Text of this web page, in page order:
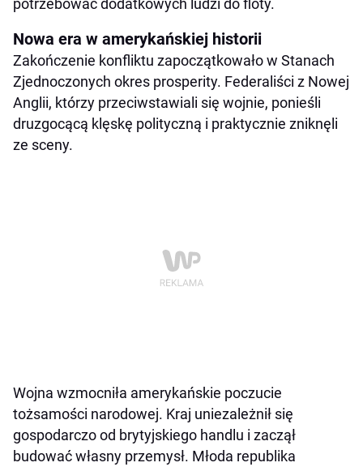
Nowa era w amerykańskiej historii
Zakończenie konfliktu zapoczątkowało w Stanach
Zjednoczonych okres prosperity. Federaliści z Nowej
Anglii, którzy przeciwstawiali się wojnie, ponieśli
druzgocącą klęskę polityczną i praktycznie zniknęli
ze sceny.
Wojna wzmocniła amerykańskie poczucie
tożsamości narodowej. Kraj uniezależnił się
gospodarczo od brytyjskiego handlu i zaczął
budować własny przemysł. Młoda republika